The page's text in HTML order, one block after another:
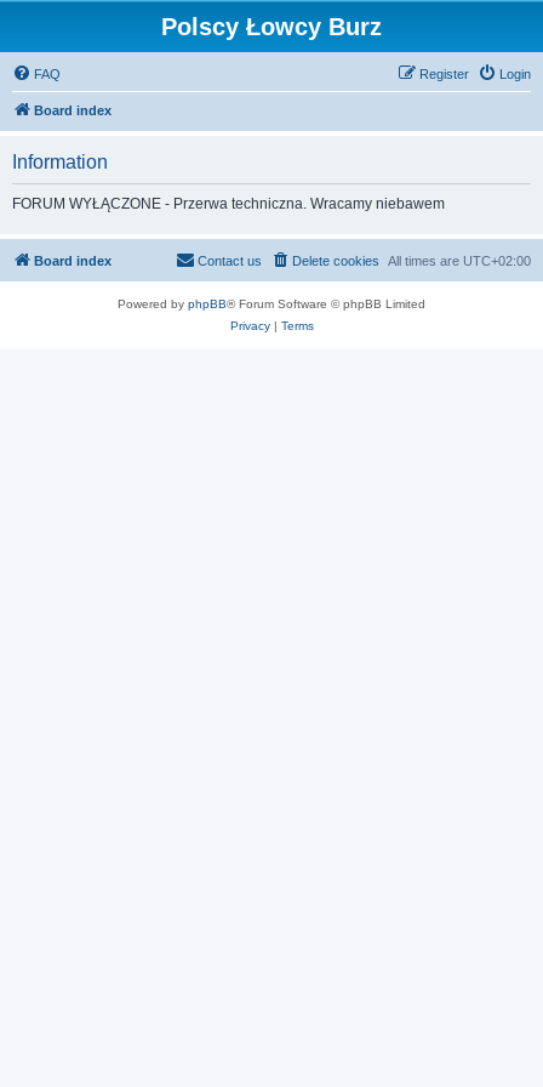
Polscy Łowcy Burz
FAQ Login
Register
Board index
Information
FORUM WYŁĄCZONE - Przerwa techniczna. Wracamy niebawem
Board index All times are UTC+02:00
Delete cookies
Contact us
Powered by phpBB® Forum Software © phpBB Limited
Privacy| Terms